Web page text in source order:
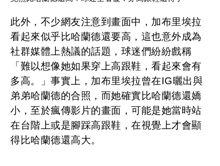
此外，不少網友注意到畫面中，加布里埃拉
看起來似乎比哈蘭德還要高，這也意外成為
社群媒體上熱議的話題，球迷們紛紛戲稱
「難以想像她如果穿上高跟鞋，看起來會有
多高。」事實上，加布里埃拉曾在IG曬出與
弟弟哈蘭德的合照，而她確實比哈蘭德還嬌
小，至於瘋傳影片的畫面，可能是她當時站
在台階上或是腳踩高跟鞋，在視覺上才會顯
得比哈蘭德還高大。